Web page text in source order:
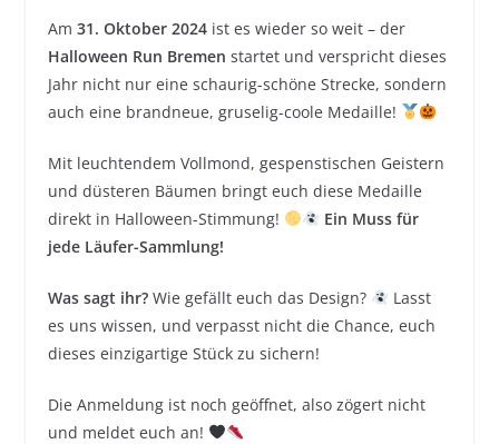
Am 31. Oktober 2024ist es wieder so weit – der
Halloween Run Bremen startet und verspricht dieses
Jahr nicht nur eine schaurig-schöne Strecke, sondern
auch eine brandneue, gruselig-coole Medaille!
Mit leuchtendem Vollmond, gespenstischen Geistern
und düsteren Bäumen bringt euch diese Medaille
direkt in Halloween-Stimmung!
Ein Muss für
jede Läufer-Sammlung!
Was sagt ihr?Wie gefällt euch das Design?
Lasst
es uns wissen, und verpasst nicht die Chance, euch
dieses einzigartige Stück zu sichern!
Die Anmeldung ist noch geöffnet, also zögert nicht
und meldet euch an!